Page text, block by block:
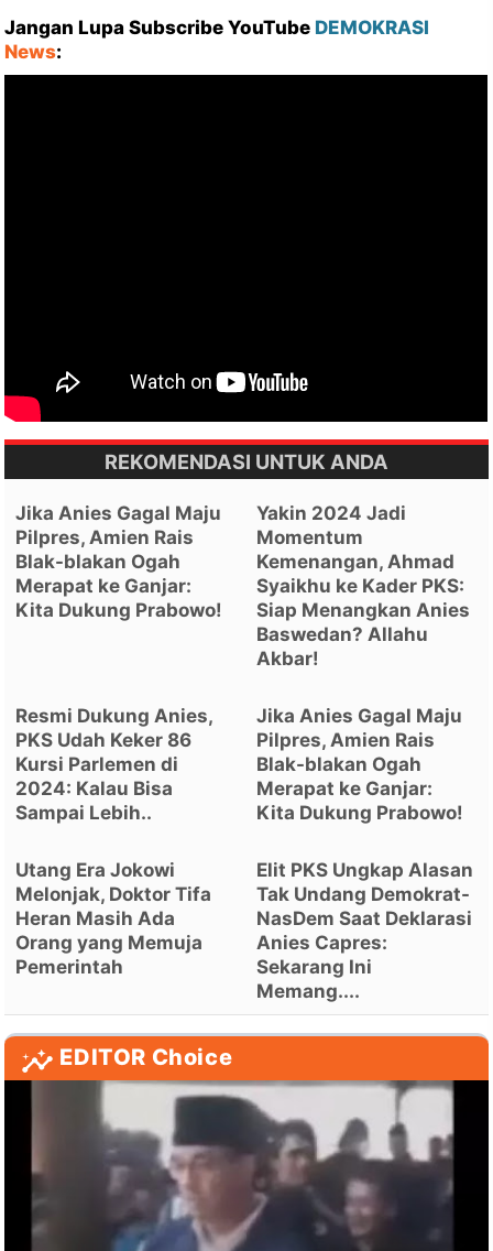
Jangan Lupa Subscribe YouTube DEMOKRASI
News:
REKOMENDASI UNTUK ANDA
Jika Anies Gagal Maju
Pilpres, Amien Rais
Blak-blakan Ogah
Merapat ke Ganjar:
Kita Dukung Prabowo!
Yakin 2024 Jadi
Momentum
Kemenangan, Ahmad
Syaikhu ke Kader PKS:
Siap Menangkan Anies
Baswedan? Allahu
Akbar!
Resmi Dukung Anies,
PKS Udah Keker 86
Kursi Parlemen di
2024: Kalau Bisa
Sampai Lebih..
Jika Anies Gagal Maju
Pilpres, Amien Rais
Blak-blakan Ogah
Merapat ke Ganjar:
Kita Dukung Prabowo!
Utang Era Jokowi
Melonjak, Doktor Tifa
Heran Masih Ada
Orang yang Memuja
Pemerintah
Elit PKS Ungkap Alasan
Tak Undang Demokrat-
NasDem Saat Deklarasi
Anies Capres:
Sekarang Ini
Memang....
EDITOR Choice